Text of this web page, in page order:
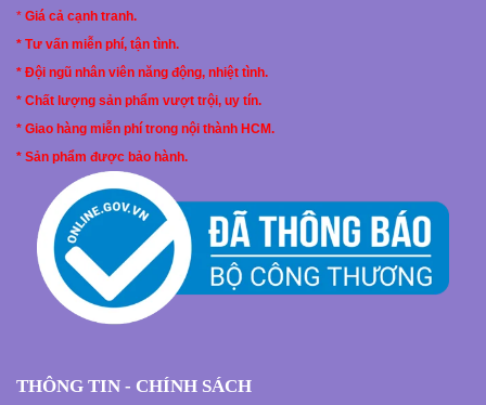
* Giá cả cạnh tranh.
* Tư vấn miễn phí, tận tình.
* Đội ngũ nhân viên năng động, nhiệt tình.
* Chất lượng sản phẩm vượt trội, uy tín.
* Giao hàng miễn phí trong nội thành HCM.
* Sản phẩm được bảo hành.
THÔNG TIN - CHÍNH SÁCH